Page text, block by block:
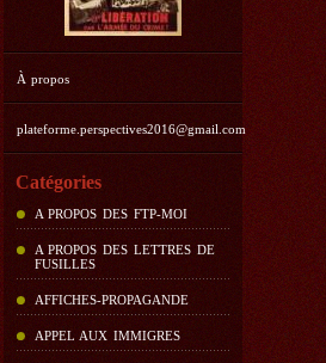
À propos
plateforme.perspectives2016@gmail.com
Catégories
A PROPOS DES FTP-MOI
A PROPOS DES LETTRES DE
FUSILLES
AFFICHES-PROPAGANDE
APPEL AUX IMMIGRES